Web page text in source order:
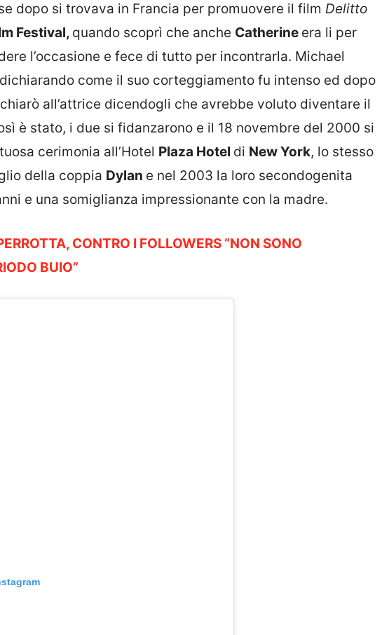
dopo si trovava in Francia per promuovere il film Delitto
Festival, quando scoprì che anche Catherine era li per
l’occasione e fece di tutto per incontrarla. Michael
come il suo corteggiamento fu intenso ed dopo
all’attrice dicendogli che avrebbe voluto diventare il
è stato, i due si fidanzarono e il 18 novembre del 2000 si
cerimonia all’Hotel Plaza Hotel di New York, lo stesso
della coppia Dylan e nel 2003 la loro secondogenita
e una somiglianza impressionante con la madre.
CONTRO I FOLLOWERS “NON SONO
BUIO”